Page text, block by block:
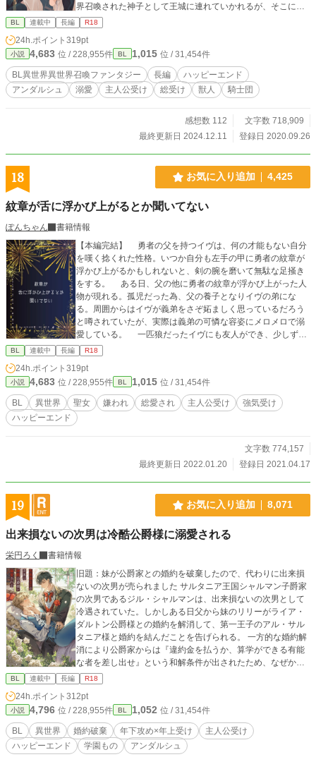
界召喚された神子として王城に連れていかれるが、そこには
同じ日本人がすでに神子として扱われていた。え、おれただ
の巻き添え？ という、巻き添え召喚くらった主人公が最強騎
士団の双翼を筆頭に身体も心も愛されちゃう、主人公総受け
なBLになります！
BL 連載中 長編 R18
24h.ポイント 319pt
小説 4,683 位 / 228,955件 BL 1,015 位 / 31,454件
BL異世界異世界召喚ファンタジー 長編
ハッピーエンド
アンダルシュ
溺愛 主人公受け 総受け 獣人 騎士団
感想数 112
文字数 718,909
最終更新日 2024.12.11
登録日 2020.09.26
18 お気に入り追加 4,425
紋章が舌に浮かび上がるとか聞いてない
ぽんちゃん
書籍情報
【本編完結】 勇者の父を持つイヴは、何の才能もない自分
を嘆く捻くれた性格。いつか自分も左手の甲に勇者の紋章が
浮かび上がるかもしれないと、剣の腕を磨いて無駄な足掻き
をする。 ある日、父の他に勇者の紋章が浮かび上がった人
物が現れる。孤児だった為、父の養子となりイヴの弟にな
る。周囲からはイヴが義弟をさぞ妬ましく思っているだろう
と噂されていたが、実際は義弟の可憐な容姿にメロメロで溺
愛している。 一匹狼だったイヴにも友人ができ、少しずつ
穏やかな性格に変わっていく。そんなある日、父のような立
派な剣士になりたいと願うイヴにも紋章が現れる。『癒しの
聖女』。しかも紋章が現れた場所が、舌の上だった。歴代の
聖女様達のように手を翳すだけでは効果が現れず…… 同性
婚が認められている世界です。 薬を処方することにより、
男性も妊娠可。 ※R-18 ４１話以降。 固定ＣＰ予定でし
たが、総受けとなりました。 苦手な方はごめんなさい(＞
BL 連載中 長編 R18
24h.ポイント 319pt
小説 4,683 位 / 228,955件 BL 1,015 位 / 31,454件
BL 異世界 聖女 嫌われ 総愛され 主人公受け
強気受け
ハッピーエンド
文字数 774,157
最終更新日 2022.01.20
登録日 2021.04.17
19 お気に入り追加 8,071
出来損ないの次男は冷酷公爵様に溺愛される
栄円ろく
書籍情報
旧題：妹が公爵家との婚約を破棄したので、代わりに出来損
ないの次男が売られました サルタニア王国シャルマン子爵家
の次男であるジル・シャルマンは、出来損ないの次男として
冷遇されていた。しかしある日父から妹のリリーがライア・
ダルトン公爵様との婚約を解消して、第一王子のアル・サル
タニア様と婚約を結んだことを告げられる。 一方的な婚約解
消により公爵家からは『違約金を払うか、算学ができる有能
な者を差し出せ』という和解条件が出されたため、なぜか次
男のジルが公爵家に行くことに！？ 「父上、なぜ算学のでき
る使用人ではなく俺が行くことに......？」 「使用人はいなく
なったら困るが、お前は別に困らない。そんなのどちらをと
るか明確だろう？」 こうしてジルは妹の婚約解消の尻拭いと
して、冷酷と噂のライア・ダルトン公爵様に売られたのだっ
た。 ーーーーーーーーーーーーーーーーーーーーーーーーー
ーー 登場人物（作中で年齢上がります） ジル・シャルマン子
BL 連載中 長編 R18
24h.ポイント 312pt
小説 4,796 位 / 228,955件 BL 1,052 位 / 31,454件
BL 異世界 婚約破棄 年下攻め×年上受け
主人公受け
ハッピーエンド
学園もの アンダルシュ